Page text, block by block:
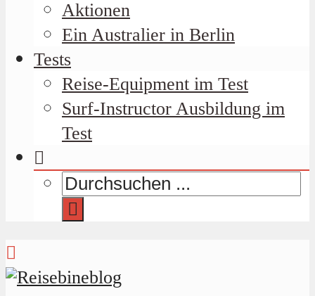
Aktionen
Ein Australier in Berlin
Tests
Reise-Equipment im Test
Surf-Instructor Ausbildung im
Test